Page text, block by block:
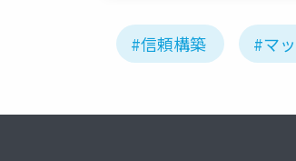
#信頼構築 #マ